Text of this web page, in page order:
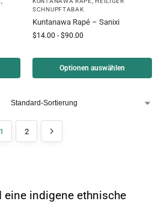
SCHNUPFTABAK
Kuntanawa Rapé – Sanixi
$14.00 - $90.00
Optionen auswählen
1 2
eine indigene ethnische